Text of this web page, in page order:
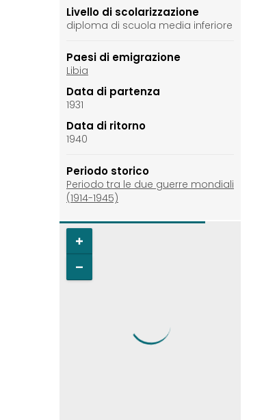
Livello di scolarizzazione
diploma di scuola media inferiore
Paesi di emigrazione
Libia
Data di partenza
1931
Data di ritorno
1940
Periodo storico
Periodo tra le due guerre mondiali
(1914-1945)